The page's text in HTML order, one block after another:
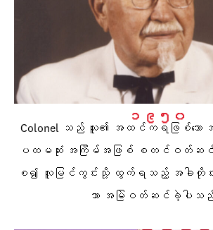
၁၉၅၀
Colonel သည် သူ၏ အထင်ကရဖြစ်သော
ပထမဆုံး အကြိမ်အဖြစ် စတင်ဝတ်ဆင်
စ၍ လူမြင်ကွင်းသို့ ထွက်ရသည့် အခါ
သာ အမြဲဝတ်ဆင်ခဲ့ပါသ